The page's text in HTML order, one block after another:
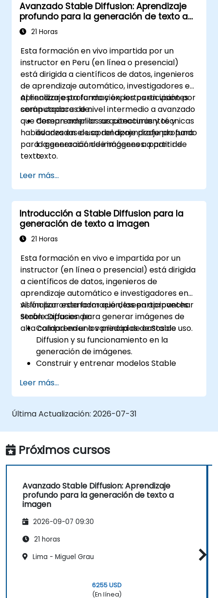
Avanzado Stable Diffusion: Aprendizaje
profundo para la generación de texto a
imagen
21 Horas
Esta formación en vivo impartida por un
instructor en Peru (en línea o presencial)
está dirigida a científicos de datos, ingenieros
de aprendizaje automático, investigadores en
aprendizaje profundo y expertos en visión por
computadora de nivel intermedio a avanzado
que desean ampliar sus conocimientos y
habilidades en el uso del aprendizaje profundo
para la generación de imágenes a partir de
texto.
Al finalizar esta formación, los participantes
serán capaces de:
Comprender las arquitecturas y técnicas
avanzadas de aprendizaje profundo para
la generación de imágenes a partir de
texto.
optimizaciones para la síntesis de
imágenes de alta calidad.
Optimizar el rendimiento y la
escalabilidad para conjuntos de datos
grandes y modelos complejos.
Ajustar los hiperparámetros para mejorar
de generalización.
Integrar Difusión Estable con otros
frameworks y herramientas de
aprendizaje profundo
Leer más...
Introducción a Stable Diffusion para la
generación de texto a imagen
21 Horas
Esta formación en vivo e impartida por un
instructor (en línea o presencial) está dirigida
a científicos de datos, ingenieros de
aprendizaje automático e investigadores en
visión por ordenador que deseen aprovechar
Stable Diffusion para generar imágenes de
alta calidad en una variedad de casos de uso.
Al finalizar esta formación, los participantes
serán capaces de:
Comprender los principios de Stable
Diffusion y su funcionamiento en la
generación de imágenes.
Construir y entrenar modelos Stable
imágenes.
Aplicar Stable Diffusion en diversos
escenarios de generación de imágenes,
de imagen a imagen.
Optimizar el rendimiento y la estabilidad
de los modelos Stable Diffusion.
Leer más...
Última Actualización: 2026-07-31
Próximos cursos
Avanzado Stable Diffusion: Aprendizaje
profundo para la generación de texto a
imagen
2026-09-07 09:30
21 horas
Lima - Miguel Grau
6255 USD
(En línea)